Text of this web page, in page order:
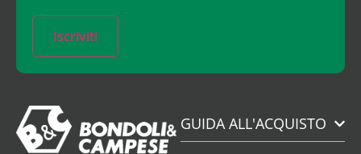
Iscriviti
GUIDA ALL'ACQUISTO